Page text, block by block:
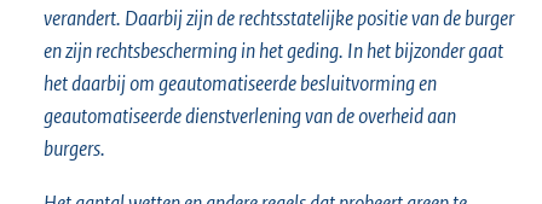
verandert. Daarbij zijn de rechtsstatelijke positie van de burger
en zijn rechtsbescherming in het geding. In het bijzonder gaat
het daarbij om geautomatiseerde besluitvorming en
geautomatiseerde dienstverlening van de overheid aan
burgers.